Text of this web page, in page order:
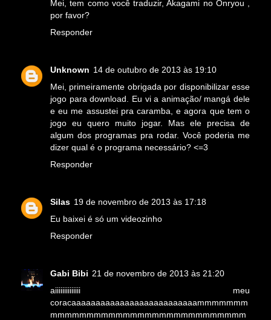
Mei, tem como você traduzir, Akagami no Onryou ,
por favor?
Responder
Unknown 14 de outubro de 2013 às 19:10
Mei, primeiramente obrigada por disponibilizar esse
jogo para download. Eu vi a animação/ mangá dele
e eu me assustei pra caramba, e agora que tem o
jogo eu quero muito jogar. Mas ele precisa de
algum dos programas pra rodar. Você poderia me
dizer qual é o programa necessário? <=3
Responder
Silas 19 de novembro de 2013 às 17:18
Eu baixei é só um videozinho
Responder
Gabi Bibi 21 de novembro de 2013 às 21:20
aiiiiiiiiiiiiii meu
coracaaaaaaaaaaaaaaaaaaaaaaaaaammmmmmm
mmmmmmmmmmmmmmmmmmmmmmmmmmm